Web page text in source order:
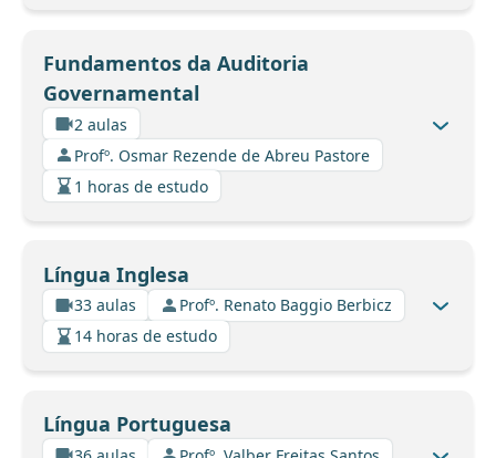
Fundamentos da Auditoria
Governamental
2 aulas
Profº. Osmar Rezende de Abreu Pastore
1 horas de estudo
Língua Inglesa
33 aulas
Profº. Renato Baggio Berbicz
14 horas de estudo
Língua Portuguesa